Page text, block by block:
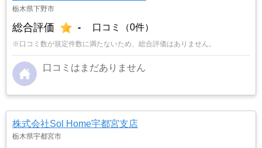
栃木県下野市
総合評価 - 口コミ（0件）
※口コミ数が規定件数に満たないため、総合評価はありません。
口コミはまだありません
株式会社Sol Home宇都宮支店
栃木県宇都宮市